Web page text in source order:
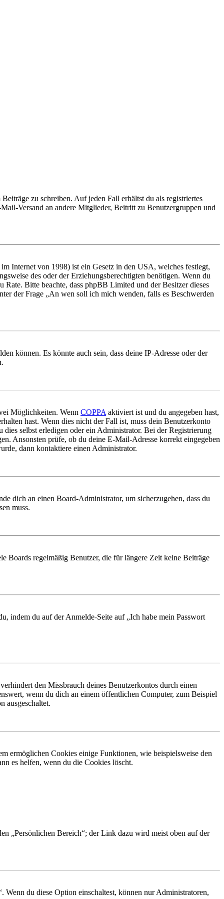
zu schreiben. Auf jeden Fall erhältst du als registriertes
Versand an andere Mitglieder, Beitritt zu Benutzergruppen und
Internet von 1998) ist ein Gesetz in den USA, welches festlegt,
des oder der Erziehungsberechtigten benötigen. Wenn du
Bitte beachte, dass phpBB Limited und der Besitzer dieses
der Frage „An wen soll ich mich wenden, falls es Beschwerden
können. Es könnte auch sein, dass deine IP-Adresse oder der
Möglichkeiten. Wenn COPPA aktiviert ist und du angegeben hast,
hast. Wenn dies nicht der Fall ist, muss dein Benutzerkonto
selbst erledigen oder ein Administrator. Bei der Registrierung
Ansonsten prüfe, ob du deine E-Mail-Adresse korrekt eingegeben
dann kontaktiere einen Administrator.
dich an einen Board-Administrator, um sicherzugehen, dass du
muss.
Boards regelmäßig Benutzer, die für längere Zeit keine Beiträge
indem du auf der Anmelde-Seite auf „Ich habe mein Passwort
den Missbrauch deines Benutzerkontos durch einen
wenn du dich an einem öffentlichen Computer, zum Beispiel
ausgeschaltet.
ermöglichen Cookies einige Funktionen, wie beispielsweise den
es helfen, wenn du die Cookies löscht.
„Persönlichen Bereich“; der Link dazu wird meist oben auf der
du diese Option einschaltest, können nur Administratoren,